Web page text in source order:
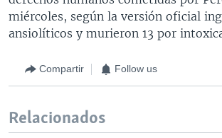
miércoles, según la versión oficial
ansiolíticos y murieron 13 por
Compartir Follow us
Relacionados